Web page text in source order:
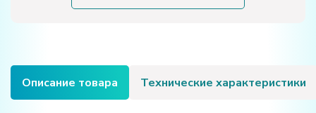
диапазона»
Описание товара Технические характеристики